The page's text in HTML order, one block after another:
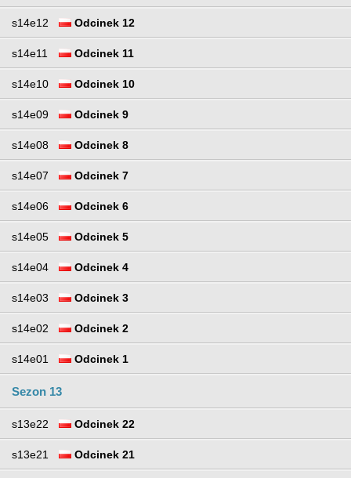
s14e12 Odcinek 12
s14e11 Odcinek 11
s14e10 Odcinek 10
s14e09 Odcinek 9
s14e08 Odcinek 8
s14e07 Odcinek 7
s14e06 Odcinek 6
s14e05 Odcinek 5
s14e04 Odcinek 4
s14e03 Odcinek 3
s14e02 Odcinek 2
s14e01 Odcinek 1
Sezon 13
s13e22 Odcinek 22
s13e21 Odcinek 21